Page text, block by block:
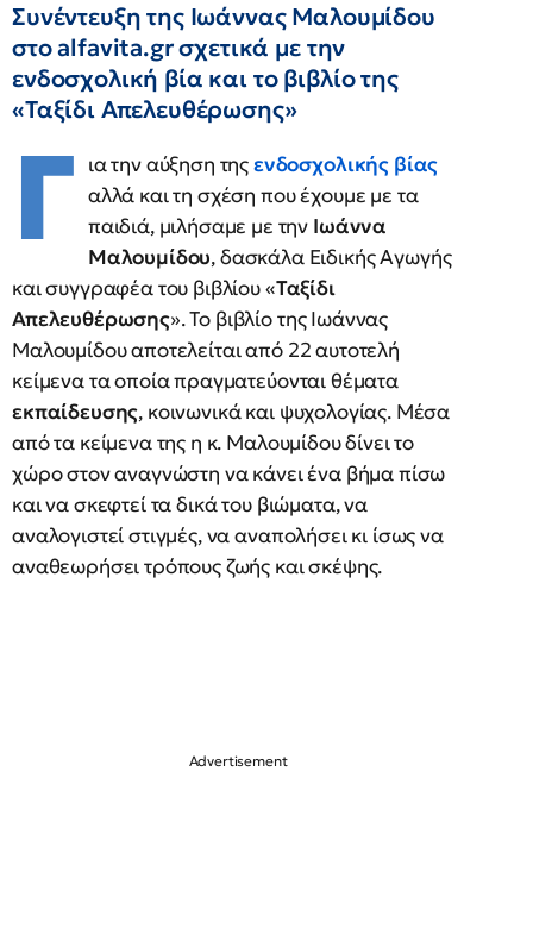
Συνέντευξη της Ιωάννας Μαλουμίδου
στο alfavita.gr σχετικά με την
ενδοσχολική βία και το βιβλίο της
«Ταξίδι Απελευθέρωσης»
Γ ια την αύξηση τηςενδοσχολικής βίας
αλλά και τη σχέση που έχουμε με τα
παιδιά, μιλήσαμε με την Ιωάννα
Μαλουμίδου, δασκάλα Ειδικής Αγωγής
και συγγραφέα του βιβλίου «Ταξίδι
Απελευθέρωσης». Το βιβλίο της Ιωάννας
Μαλουμίδου αποτελείται από 22 αυτοτελή
κείμενα τα οποία πραγματεύονται θέματα
εκπαίδευσης, κοινωνικά και ψυχολογίας. Μέσα
από τα κείμενα της η κ. Μαλουμίδου δίνει το
χώρο στον αναγνώστη να κάνει ένα βήμα πίσω
και να σκεφτεί τα δικά του βιώματα, να
αναλογιστεί στιγμές, να αναπολήσει κι ίσως να
αναθεωρήσει τρόπους ζωής και σκέψης.